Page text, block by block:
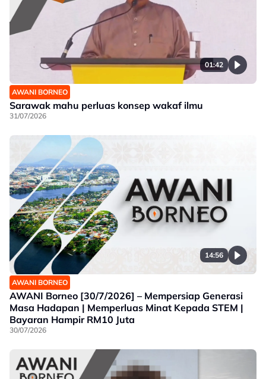
01:42
AWANI BORNEO
Sarawak mahu perluas konsep wakaf ilmu
31/07/2026
14:56
AWANI BORNEO
AWANI Borneo [30/7/2026] – Mempersiap Generasi
Masa Hadapan | Memperluas Minat Kepada STEM |
Bayaran Hampir RM10 Juta
30/07/2026